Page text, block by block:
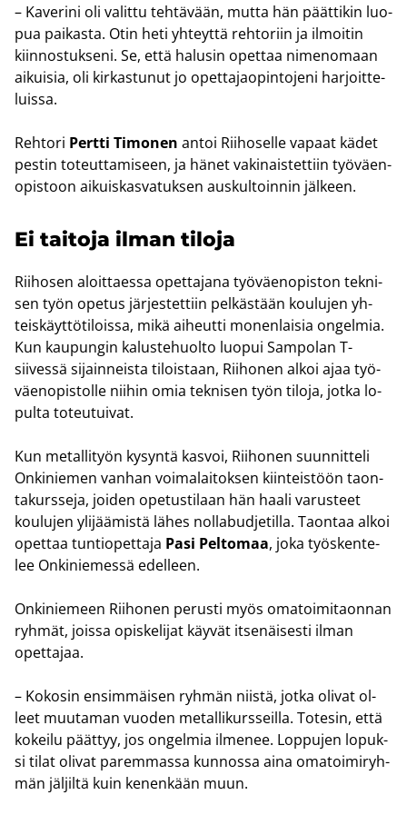
– Ka­ve­ri­ni oli va­lit­tu teh­tä­vään, mutta hän päät­ti­kin luo­
pua pai­kas­ta. Otin heti yh­teyt­tä reh­to­riin ja il­moi­tin
kiin­nos­tuk­se­ni. Se, että ha­lusin opet­taa ni­me­no­maan
ai­kui­sia, oli kir­kas­tu­nut jo opet­ta­jao­pin­to­je­ni har­joit­te­
luis­sa.
Reh­to­ri Pert­ti Ti­mo­nen antoi Rii­ho­sel­le va­paat kädet
pes­tin to­teut­ta­mi­seen, ja hänet va­ki­nais­tet­tiin työ­väen­
opis­toon ai­kuis­kas­va­tuk­sen aus­kul­toin­nin jäl­keen.
Ei tai­to­ja ilman ti­lo­ja
Rii­ho­sen aloit­taes­sa opet­ta­ja­na työ­väen­opis­ton tek­ni­
sen työn ope­tus jär­jes­tet­tiin pel­käs­tään kou­lu­jen yh­
teis­käyt­tö­ti­lois­sa, mikä ai­heut­ti mo­nen­lai­sia on­gel­mia.
Kun kau­pun­gin ka­lus­te­huol­to luo­pui Sam­po­lan T-​
siivessä si­jain­neis­ta ti­lois­taan, Rii­ho­nen alkoi ajaa työ­
väen­opis­tol­le nii­hin omia tek­ni­sen työn ti­lo­ja, jotka lo­
pul­ta to­teu­tui­vat.
Kun me­tal­li­työn ky­syn­tä kas­voi, Rii­ho­nen suun­nit­te­li
On­ki­nie­men van­han voi­ma­lai­tok­sen kiin­teis­töön taon­
ta­kurs­se­ja, joi­den ope­tus­ti­laan hän haali va­rus­teet
kou­lu­jen yli­jää­mis­tä lähes nol­la­bud­je­til­la. Taon­taa alkoi
opet­taa tun­tio­pet­ta­ja Pasi Pel­to­maa, joka työs­ken­te­
lee On­ki­nie­mes­sä edel­leen.
On­ki­nie­meen Rii­ho­nen pe­rus­ti myös oma­toi­mi­taon­nan
ryh­mät, jois­sa opis­ke­li­jat käy­vät it­se­näi­ses­ti ilman
opet­ta­jaa.
– Ko­ko­sin en­sim­mäi­sen ryh­män niis­tä, jotka oli­vat ol­
leet muu­ta­man vuo­den me­tal­li­kurs­seil­la. To­te­sin, että
ko­kei­lu päät­tyy, jos on­gel­mia il­me­nee. Lop­pu­jen lo­puk­
si tilat oli­vat pa­rem­mas­sa kun­nos­sa aina oma­toi­mi­ryh­
män jäl­jil­tä kuin ke­nen­kään muun.